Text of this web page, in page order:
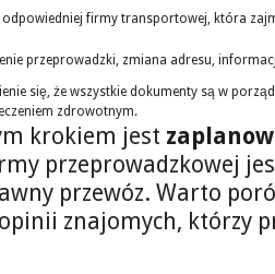
firmy transportowej, która
przeprowadzki, zmiana adresu,
się, że wszystkie dokumenty są w
zdrowotnym.
krokiem jest
przeprowadzkowej
przewóz. Warto
znajomych, którzy